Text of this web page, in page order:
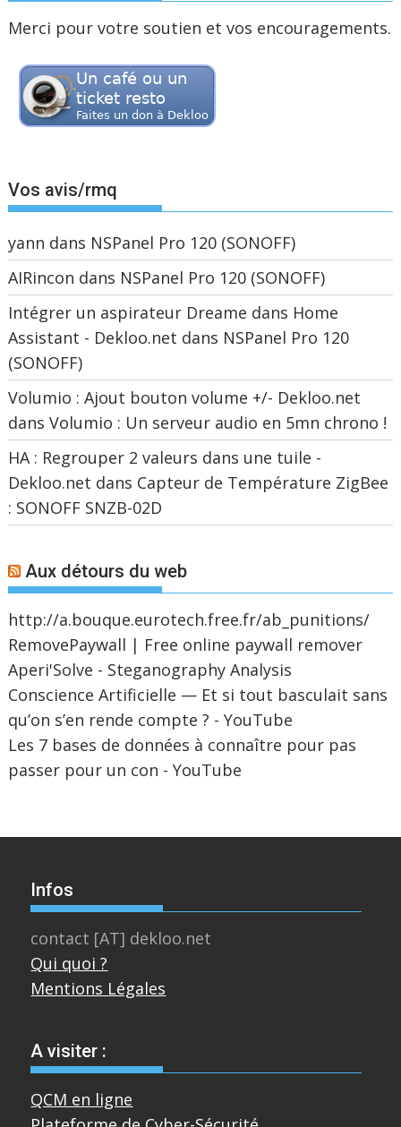
Merci pour votre soutien et vos encouragements.
Vos avis/rmq
yann dans NSPanel Pro 120 (SONOFF)
AIRincon dans NSPanel Pro 120 (SONOFF)
Intégrer un aspirateur Dreame dans Home
Assistant - Dekloo.net dans NSPanel Pro 120
(SONOFF)
Volumio : Ajout bouton volume +/- Dekloo.net
dansVolumio : Un serveur audio en 5mn chrono !
HA : Regrouper 2 valeurs dans une tuile -
Dekloo.net dans Capteur de Température ZigBee
: SONOFF SNZB-02D
Aux détours du web
http://a.bouque.eurotech.free.fr/ab_punitions/
RemovePaywall | Free online paywall remover
Aperi'Solve - Steganography Analysis
Conscience Artificielle — Et si tout basculait sans
qu’on s’en rende compte ? - YouTube
Les 7 bases de données à connaître pour pas
passer pour un con - YouTube
Infos
contact [AT] dekloo.net
Qui quoi ?
Mentions Légales
A visiter :
QCM en ligne